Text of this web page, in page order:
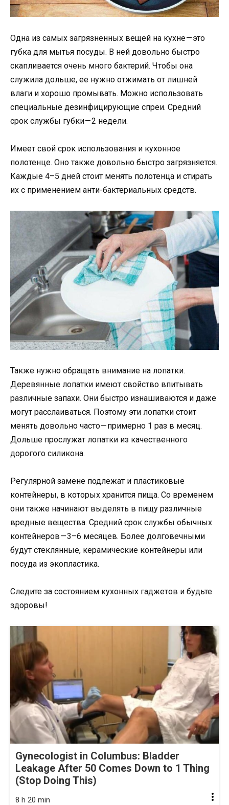
Одна из самых загрязненных вещей на кухне — это
губка для мытья посуды. В ней довольно быстро
скапливается очень много бактерий. Чтобы она
служила дольше, ее нужно отжимать от лишней
влаги и хорошо промывать. Можно использовать
специальные дезинфицирующие спреи. Средний
срок службы губки — 2 недели.
Имеет свой срок использования и кухонное
полотенце. Оно также довольно быстро загрязняется.
Каждые 4–5 дней стоит менять полотенца и стирать
их с применением анти-бактериальных средств.
Также нужно обращать внимание на лопатки.
Деревянные лопатки имеют свойство впитывать
различные запахи. Они быстро изнашиваются и даже
могут расслаиваться. Поэтому эти лопатки стоит
менять довольно часто — примерно 1 раз в месяц.
Дольше прослужат лопатки из качественного
дорогого силикона.
Регулярной замене подлежат и пластиковые
контейнеры, в которых хранится пища. Со временем
они также начинают выделять в пищу различные
вредные вещества. Средний срок службы обычных
контейнеров — 3–6 месяцев. Более долговечными
будут стеклянные, керамические контейнеры или
посуда из экопластика.
Следите за состоянием кухонных гаджетов и будьте
здоровы!
Gynecologist in Columbus: Bladder
Leakage After 50 Comes Down to 1 Thing
(Stop Doing This)
8 h 20 min